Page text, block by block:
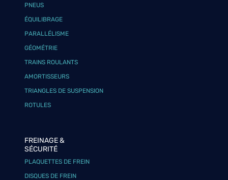
PNEUS
ÉQUILIBRAGE
PARALLÉLISME
GÉOMÉTRIE
TRAINS ROULANTS
AMORTISSEURS
TRIANGLES DE SUSPENSION
ROTULES
FREINAGE &
SÉCURITÉ
PLAQUETTES DE FREIN
DISQUES DE FREIN